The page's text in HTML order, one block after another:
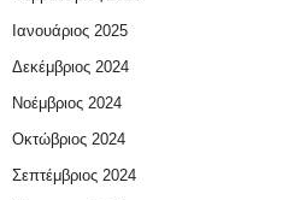
Ιανουάριος 2025
Δεκέμβριος 2024
Νοέμβριος 2024
Οκτώβριος 2024
Σεπτέμβριος 2024